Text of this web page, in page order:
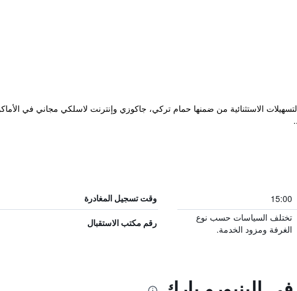
5 نجوم يضم عدد من التسهيلات الاستثنائية من ضمنها حمام تركي، جاكوزي وإنترنت لاسلكي مجاني
15:00 وقت تسجيل المغادرة
تختلف السياسات حسب نوع
الغرفة ومزود الخدمة.
رقم مكتب الاستقبال